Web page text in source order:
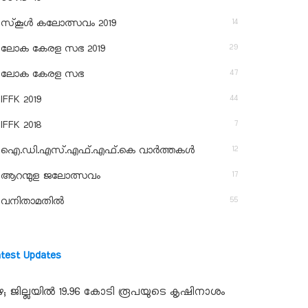
സ്‌കൂള്‍ കലോത്സവം 2019 14
ലോക കേരള സഭ 2019 29
ലോക കേരള സഭ 47
IFFK 2019 44
IFFK 2018 7
ഐ.ഡി.എസ്.എഫ്.എഫ്.കെ വാർത്തകൾ 12
ആറന്മുള ജലോത്സവം 17
വനിതാമതിൽ 55
Updates
ജില്ലയില്‍ 19.96 കോടി രൂപയുടെ കൃഷിനാശം